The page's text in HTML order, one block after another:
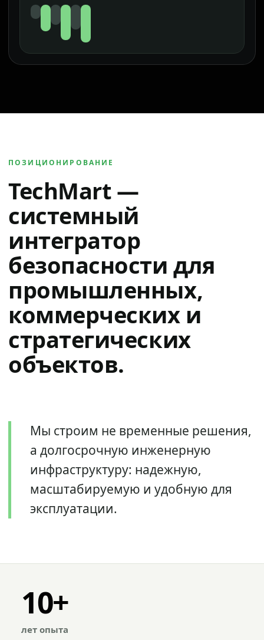
ПОЗИЦИОНИРОВАНИЕ
TechMart —
системный
интегратор
безопасности для
промышленных,
коммерческих и
стратегических
объектов.
Мы строим не временные решения,
а долгосрочную инженерную
инфраструктуру: надежную,
масштабируемую и удобную для
эксплуатации.
10+
лет опыта